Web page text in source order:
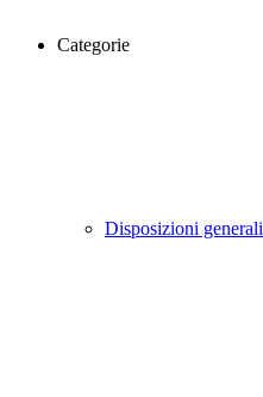
Categorie
Disposizioni generali